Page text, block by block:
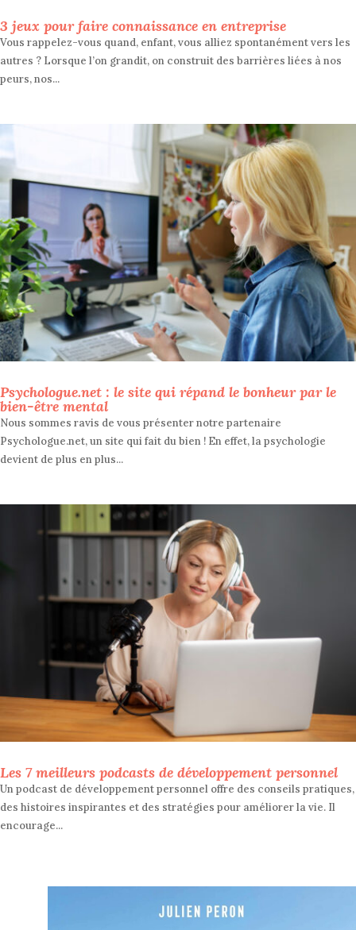
3 jeux pour faire connaissance en entreprise
Vous rappelez-vous quand, enfant, vous alliez spontanément vers les
autres ? Lorsque l’on grandit, on construit des barrières liées à nos
peurs, nos...
Psychologue.net : le site qui répand le bonheur par le
bien-être mental
Nous sommes ravis de vous présenter notre partenaire
Psychologue.net, un site qui fait du bien ! En effet, la psychologie
devient de plus en plus...
Les 7 meilleurs podcasts de développement personnel
Un podcast de développement personnel offre des conseils pratiques,
des histoires inspirantes et des stratégies pour améliorer la vie. Il
encourage...